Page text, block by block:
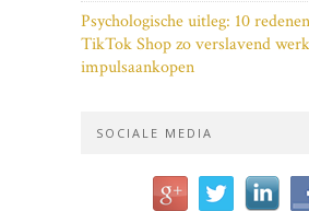
Psychologische uitleg: 10
TikTok Shop zo verslavend
impulsaankopen
SOCIALE MEDIA